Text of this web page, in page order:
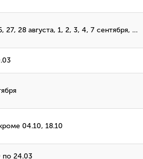
27, 28 августа, 1, 2, 3, 4, 7 сентября, …
04.10, 18.10
по 24.03